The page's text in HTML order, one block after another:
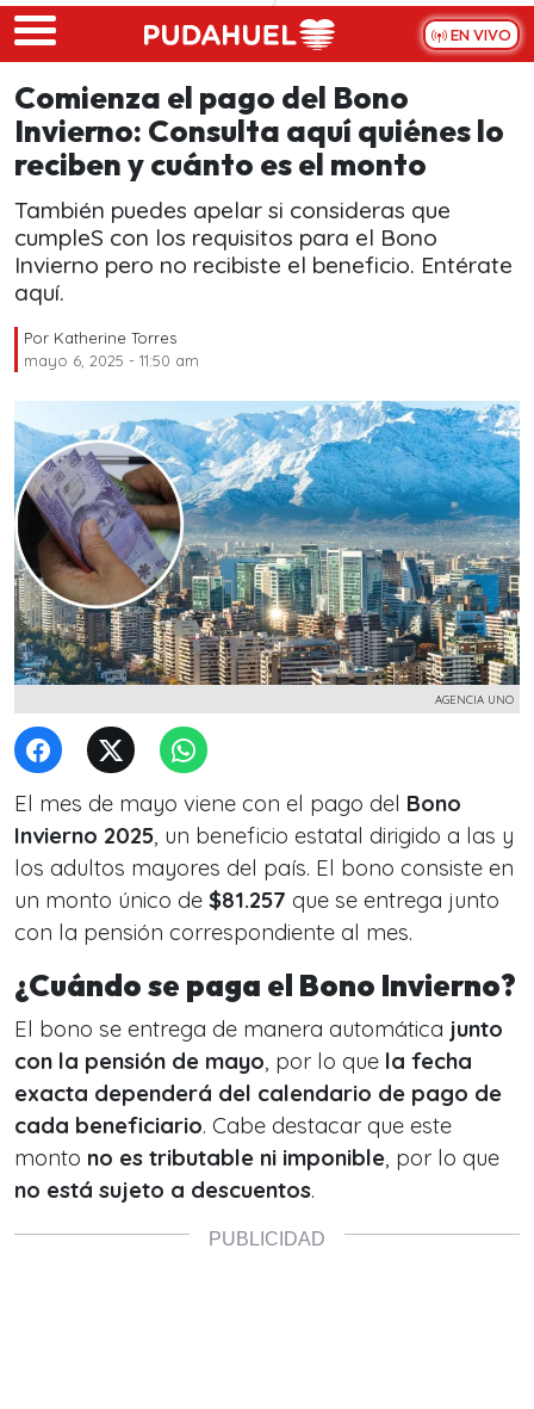
Skip to main content
EN VIVO
Comienza el pago del Bono
Invierno: Consulta aquí quiénes lo
reciben y cuánto es el monto
También puedes apelar si consideras que
cumpleS con los requisitos para el Bono
Invierno pero no recibiste el beneficio. Entérate
aquí.
Por Katherine Torres
mayo 6, 2025 - 11:50 am
AGENCIA UNO
El mes de mayo viene con el pago del Bono
Invierno 2025, un beneficio estatal dirigido a las y
los adultos mayores del país. El bono consiste en
un monto único de $81.257 que se entrega junto
con la pensión correspondiente al mes.
¿Cuándo se paga el Bono Invierno?
El bono se entrega de manera automática junto
con la pensión de mayo, por lo que la fecha
exacta dependerá del calendario de pago de
cada beneficiario. Cabe destacar que este
monto no es tributable ni imponible, por lo que
no está sujeto a descuentos.